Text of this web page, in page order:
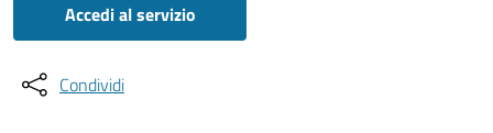
Accedi al servizio
Condividi